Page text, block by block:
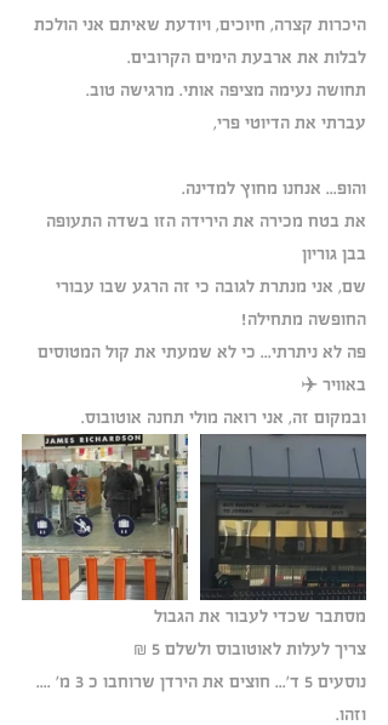
היכרות קצרה, חיוכים, ויודעת שאיתם אני הולכת
לבלות את ארבעת הימים הקרובים.
תחושה נעימה מציפה אותי. מרגישה טוב.
עברתי את הדיוטי פרי,
והופ... אנחנו מחוץ למדינה.
את בטח מכירה את הירידה הזו בשדה התעופה
בבן גוריון
שם, אני מנתרת לגובה כי זה הרגע שבו עבורי
החופשה מתחילה!
פה לא ניתרתי... כי לא שמעתי את קול המטוסים
באוויר ✈️
ובמקום זה, אני רואה מולי תחנה אוטובוס.
מסתבר שכדי לעבור את הגבול
צריך לעלות לאוטובוס ולשלם 5 ₪
נוסעים 5 ד'... חוצים את הירדן שרוחבו כ 3 מ' ....
וזהו.